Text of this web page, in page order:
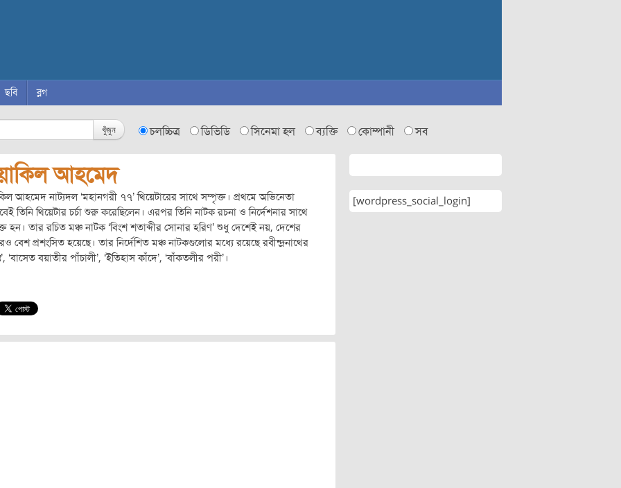
ছবি ব্লগ
খুঁজুন চলচ্চিত্র ডিভিডি সিনেমা হল ব্যক্তি কোম্পানী সব
আহমেদ
আহমেদ নাট্যদল ‘মহানগরী ৭৭’ থিয়েটারের সাথে সম্পৃক্ত। প্রথমে অভিনেতা
তিনি থিয়েটার চর্চা শুরু করেছিলেন। এরপর তিনি নাটক রচনা ও নির্দেশনার সাথে
হন। তার রচিত মঞ্চ নাটক ‘বিংশ শতাব্দীর সোনার হরিণ’ শুধু দেশেই নয়, দেশের
বেশ প্রশংসিত হয়েছে। তার নির্দেশিত মঞ্চ নাটকগুলোর মধ্যে রয়েছে রবীন্দ্রনাথের
‘বাসেত বয়াতীর পাঁচালী’, ‘ইতিহাস কাঁদে’, ‘বাঁকতলীর পরী’।
[wordpress_social_login]